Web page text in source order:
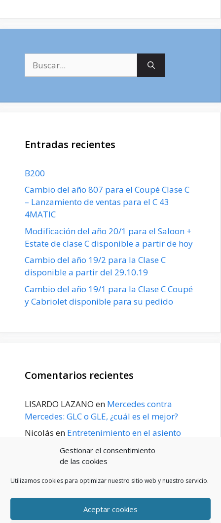
Gestionar el consentimiento
de las cookies
Utilizamos cookies para optimizar nuestro sitio web y nuestro servicio.
Aceptar cookies
Entradas recientes
B200
Cambio del año 807 para el Coupé Clase C
– Lanzamiento de ventas para el C 43
4MATIC
Modificación del año 20/1 para el Saloon +
Estate de clase C disponible a partir de hoy
Cambio del año 19/2 para la Clase C
disponible a partir del 29.10.19
Cambio del año 19/1 para la Clase C Coupé
y Cabriolet disponible para su pedido
Comentarios recientes
LISARDO LAZANO en Mercedes contra
Mercedes: GLC o GLE, ¿cuál es el mejor?
Nicolás en Entretenimiento en el asiento
trasero para el GLE / GLS disponible a
principios de 2020
POLÍTICA DE PRIVACIDAD